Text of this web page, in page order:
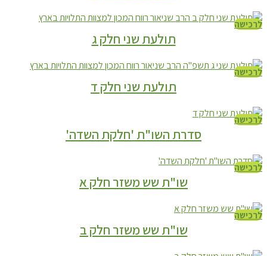
לרכישה
תולעת שני חלק ג
לרכישה
תולעת שני חלק ד
לרכישה
סדרת השו"ת 'חלקת השדה'
לרכישה
שו"ת שש משזר חלק א
לרכישה
שו"ת שש משזר חלק ב